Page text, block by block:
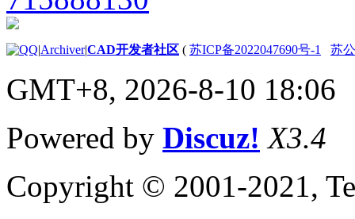
|Archiver|CAD开发者社区 ( 苏ICP备2022047690号-1 苏
GMT+8, 2026-8-10 18:06
Powered by Discuz! X3.4
Copyright © 2001-2021,